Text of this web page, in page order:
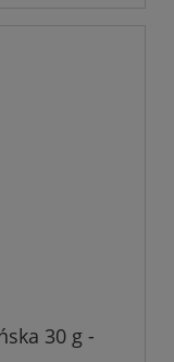
30 g -